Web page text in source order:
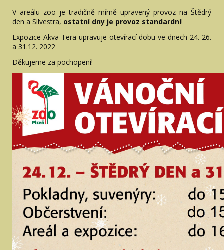
V areálu zoo je tradičně mírně upravený provoz na Štědrý
den a Silvestra, ostatní dny je provoz standardní!
Expozice Akva Tera upravuje otevírací dobu ve dnech 24.-26.
a 31.12. 2022
Děkujeme za pochopení!